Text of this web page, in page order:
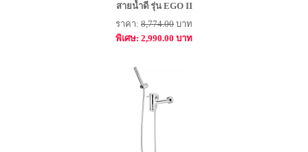
สายน้ำดี รุ่น EGO II
ราคา: 8,774.00 บาท
พิเศษ: 2,990.00 บาท